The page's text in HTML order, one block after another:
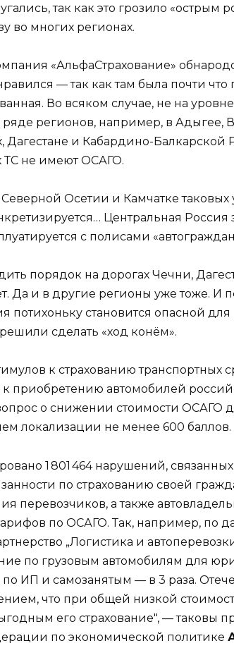
так как это грозило «острым
во многих регионах.
«АльфаСтрахование»
— так как там была почти
Во всяком случае, не на уровне
регионов, например, в Адыгее,
Дагестане и Кабардино-Балкарской
ТС не имеют ОСАГО.
Осетии и Камчатке таковых
Центральная
с полисами
порядок на дорогах Чечни,
Да и в другие регионы уже тоже. И
потихоньку становится опасной
сделать «ход конём».
к страхованию транспортных
приобретению автомобилей
о снижении стоимости ОСАГО
локализации не менее 600 баллов.
1 801 464 нарушений,
по страхованию своей
перевозчиков, а также
по ОСАГО. Так, например, по
„Логистика и автоперевозки
по грузовым автомобилям для
по ИП и самозанятым — в 3 раза.
что при общей низкой
его страхование", — таковы
по экономической политике